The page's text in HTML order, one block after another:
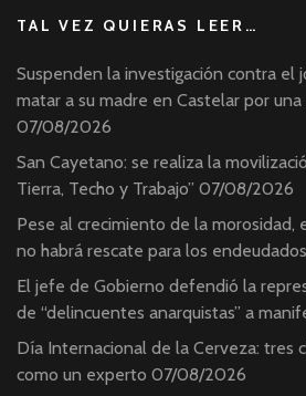
TAL VEZ QUIERAS LEER…
Suspenden la investigación contra el
matar a su madre en Castelar por
07/08/2026
San Cayetano: se realiza la
Tierra, Techo y Trabajo” 07/08/2026
Pese al crecimiento de la morosidad,
no habrá rescate para los endeudados
El jefe de Gobierno defendió la
de “delincuentes anarquistas” a
Día Internacional de la Cerveza: tres
como un experto 07/08/2026